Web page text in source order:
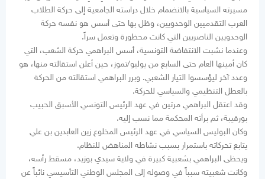
مسيرته السياسية بالانضمام خلال دراسته الجامعية إلى حركة الطلاب
العرب التقدميين الوحدويين، وظل بها حتى أسس هو نفسه حركة
الوحدويين الناصريين التي كانت محظورة وتعمل سراً.
وعندما نشبت الانتفاضة التونسية، أسس البراهمي حركة الشعب، التي
كان أمينها العام حتى السابع من يوليو/تموز، حين أعلن استقالته منها، هو
وعدد آخر ليؤسسوا التيار الشعبي. وبرر البراهمي استقالته من الحركة
بالعطل التنظيمي والسياسي للحركة.
وقد اعتقل البراهمي مرتين في عهد الرئيس التونسي الأسبق الحبيب
بورقيبة، ثم برأته المحكمة مما نسب إليه.
وكان البوليس السياسي في عهد الرئيس المخلوع زين العابدين بن علي
يتابع تحركاته باستمرار بسبب نشاطه المناهض للنظام.
ويحظى البراهمي بشعبية كبيرة في ولاية سيدي بوزيد، مسقط رأسه،
وكانت شعبيته سبباً في وصوله إلى المجلس الوطني التأسيسي نائباً عن